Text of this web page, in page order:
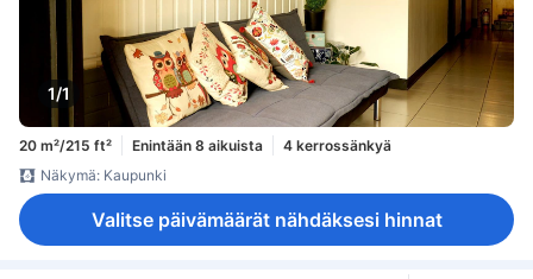
1/1
20 m²/215 ft² Enintään 8 aikuista
4 kerrossänkyä
Näkymä: Kaupunki
Valitse päivämäärät nähdäksesi hinnat